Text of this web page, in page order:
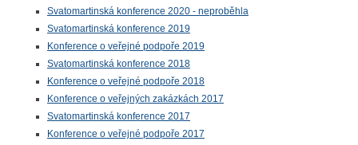
Svatomartinská konference 2020 - neproběhla
Svatomartinská konference 2019
Konference o veřejné podpoře 2019
Svatomartinská konference 2018
Konference o veřejné podpoře 2018
Konference o veřejných zakázkách 2017
Svatomartinská konference 2017
Konference o veřejné podpoře 2017